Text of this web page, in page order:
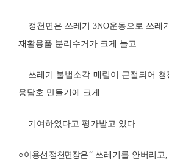
정천면은 쓰레기 3NO운동으로 쓰레
재활용품 분리수거가 크게 늘고
쓰레기 불법소각·매립이 근절되어
용담호 만들기에 크게
기여하였다고 평가받고 있다.
○ 이용선 정천면장은“ 쓰레기를 안버리고,